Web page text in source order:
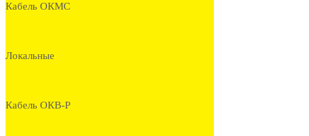
Кабель ОКМС
Локальные
Кабель ОКВ-Р